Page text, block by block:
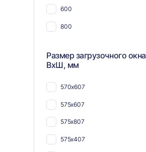
Для арболита
Для щебня
Для шпона
Для поддонов и паллет
Для труб
600
800
Размер загрузочного окна
ВхШ, мм
570х607
575х607
575х807
575х407